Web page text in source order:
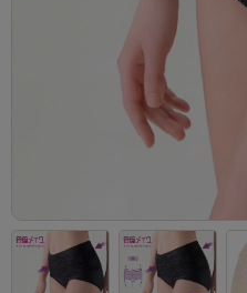
ストッキング
- 無地ストッキング
- 柄ストッキング
- 着圧ストッキング
- パンティ部レススト
インナーウェア
ブラジャー
- ノンワイヤーブラ
- ブラトップ
ショーツ
ライフスタイルウェア
ルームウェア・パジャ
アクティブ・スポーツ
ソックス・靴下
クルー・レギュラー丈
スニーカー丈・くるぶ
インナーウエア
メンズパンツ
Tバック・ビキニ
肌着・インナー
ライフスタイルウェア
ルームウェア・パジャ
ソックス・靴下
クルー・レギュラー丈
ハイソックス
スクールソックス
インナーウエア
ブラジャー
ノンワイヤーブラ
スポーツブラ
ショーツ
ブランドから探す
アスティーグ
クリアビューティアク
スゴスト
フェイクタイツ
商品選びのお手伝い
私に似合う、ストッキ
タイツの選び方
ご利用ガイド
はじめての方へ